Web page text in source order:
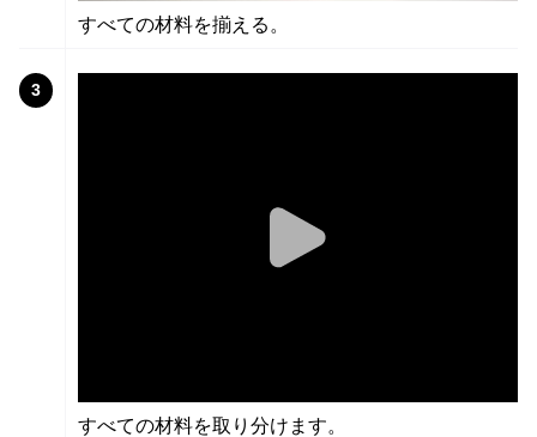
すべての材料を揃える。
3
すべての材料を取り分けます。